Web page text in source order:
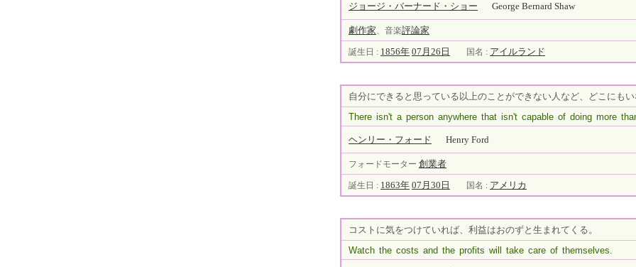
ジョージ・バーナード・ショー George Bernard Shaw
劇 作家、音楽評論家
誕生日 : 1856年 07月26日 国名 : アイルランド
自分にできると思っている以上のことができない人など、どこにも
There isn't a person anywhere that isn't capable of doing more
ヘンリー・フォード Henry Ford
フォードモーター 創業者
誕生日 : 1863年 07月30日 国名 : アメリカ
コストに気をつけていれば、利益はおのずと生まれてくる。
Watch the costs and the profits will take care of themselves.